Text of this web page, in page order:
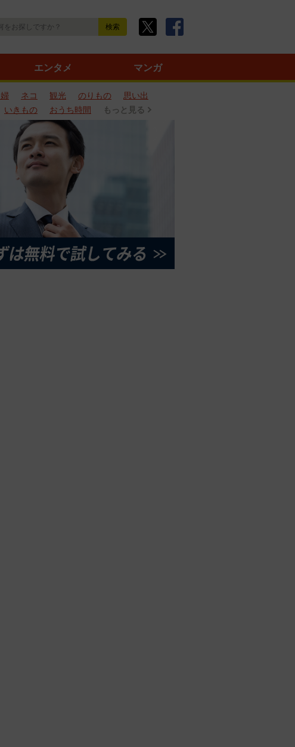
エンタメ マンガ
ネコ 観光 のりもの
思い出
いきもの おうち時間 もっと見る